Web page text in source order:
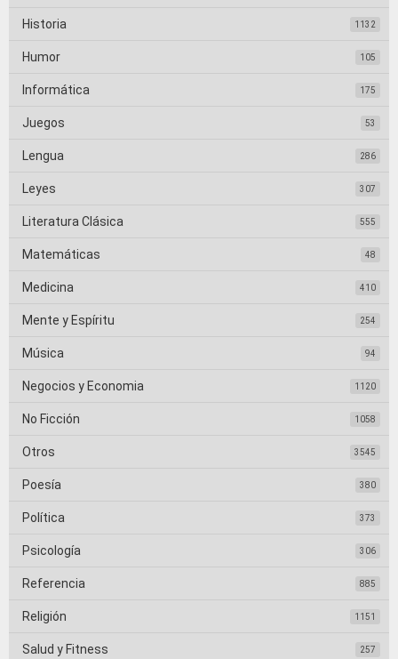
Historia 1132
Humor 105
Informática 175
Juegos 53
Lengua 286
Leyes 307
Literatura Clásica 555
Matemáticas 48
Medicina 410
Mente y Espíritu 254
Música 94
Negocios y Economia 1120
No Ficción 1058
Otros 3545
Poesía 380
Política 373
Psicología 306
Referencia 885
Religión 1151
Salud y Fitness 257